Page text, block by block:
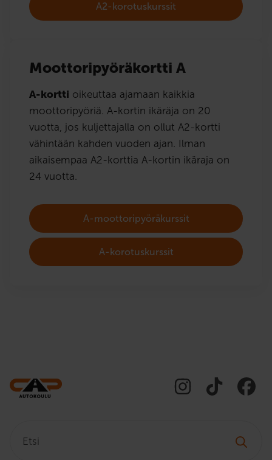
A2-korotuskurssit
Moottoripyöräkortti A
A-kortti oikeuttaa ajamaan kaikkia
moottoripyöriä. A-kortin ikäräja on 20
vuotta, jos kuljettajalla on ollut A2-kortti
vähintään kahden vuoden ajan. Ilman
aikaisempaa A2-korttia A-kortin ikäraja on
24 vuotta.
A-moottoripyöräkurssit
A-korotuskurssit